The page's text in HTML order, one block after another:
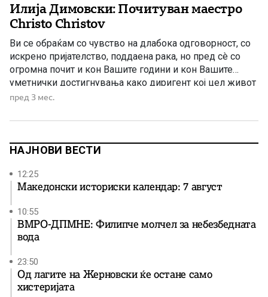
Илија Димовски: Почитуван маестро
Christo Christov
Ви се обраќам со чувство на длабока одговорност, со
искрено пријателство, поддаена рака, но пред сè со
огромна почит и кон Вашите години и кон Вашите
уметнички достигнувања како диригент кој цел живот
го скротува звучниот хаос во хармонија. Но, најмногу
Гоце Делчев, човекот […]
пред 3 мес.
НАЈНОВИ ВЕСТИ
12:25
Македонски историски календар: 7 август
10:55
ВМРО-ДПМНЕ: Филипче молчел за небезбедната
вода
23:50
Од лагите на Жерновски ќе остане само
хистеријата